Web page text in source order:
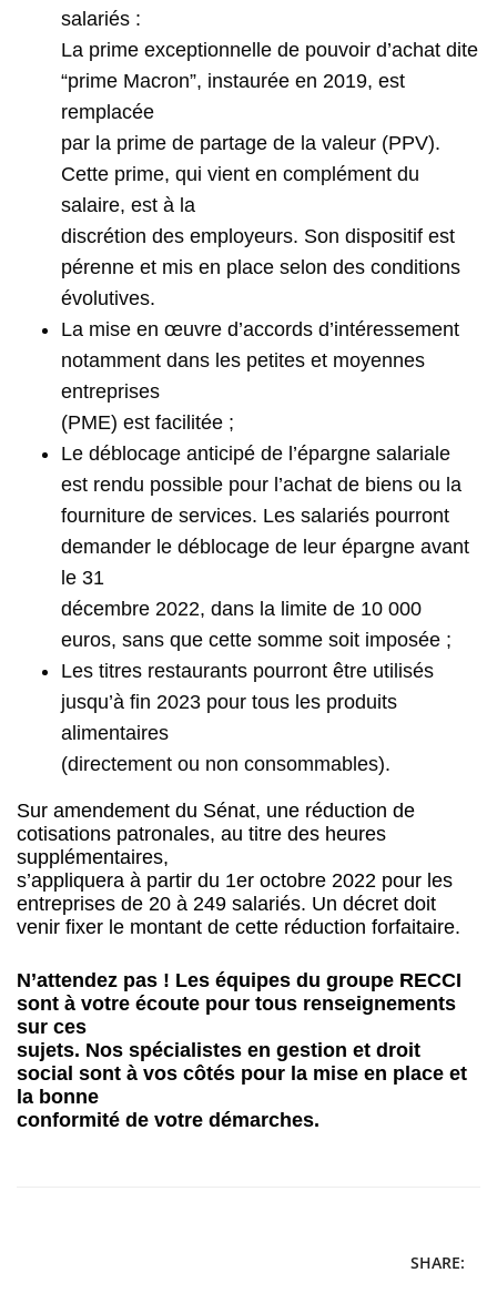
salariés :
La prime exceptionnelle de pouvoir d’achat dite
“prime Macron”, instaurée en 2019, est
remplacée
par la prime de partage de la valeur (PPV).
Cette prime, qui vient en complément du
salaire, est à la
discrétion des employeurs. Son dispositif est
pérenne et mis en place selon des conditions
évolutives.
La mise en œuvre d’accords d’intéressement
notamment dans les petites et moyennes
entreprises
(PME) est facilitée ;
Le déblocage anticipé de l’épargne salariale
est rendu possible pour l’achat de biens ou la
fourniture de services. Les salariés pourront
demander le déblocage de leur épargne avant
le 31
décembre 2022, dans la limite de 10 000
euros, sans que cette somme soit imposée ;
Les titres restaurants pourront être utilisés
jusqu’à fin 2023 pour tous les produits
alimentaires
(directement ou non consommables).
Sur amendement du Sénat, une réduction de
cotisations patronales, au titre des heures
supplémentaires,
s’appliquera à partir du 1er octobre 2022 pour les
entreprises de 20 à 249 salariés. Un décret doit
venir fixer le montant de cette réduction forfaitaire.
N’attendez pas ! Les équipes du groupe RECCI
sont à votre écoute pour tous renseignements
sur ces
sujets. Nos spécialistes en gestion et droit
social sont à vos côtés pour la mise en place et
la bonne
conformité de votre démarches.
SHARE: